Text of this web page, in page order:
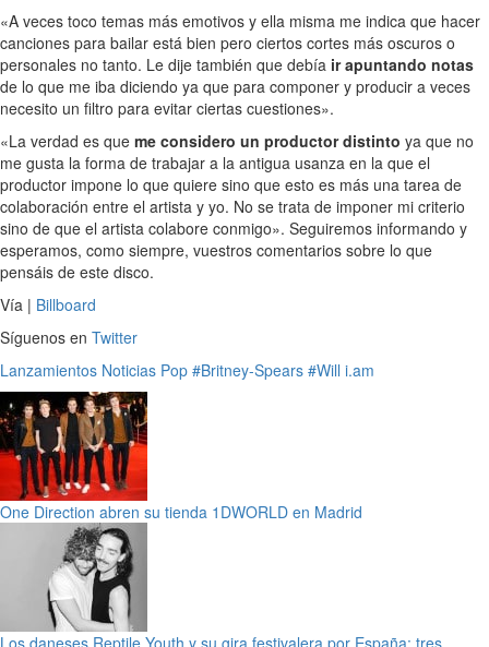
«A veces toco temas más emotivos y ella misma me indica que hacer
canciones para bailar está bien pero ciertos cortes más oscuros o
personales no tanto. Le dije también que debía ir apuntando notas
de lo que me iba diciendo ya que para componer y producir a veces
necesito un filtro para evitar ciertas cuestiones».
«La verdad es que me considero un productor distinto ya que no
me gusta la forma de trabajar a la antigua usanza en la que el
productor impone lo que quiere sino que esto es más una tarea de
colaboración entre el artista y yo. No se trata de imponer mi criterio
sino de que el artista colabore conmigo». Seguiremos informando y
esperamos, como siempre, vuestros comentarios sobre lo que
pensáis de este disco.
Vía | Billboard
Síguenos en Twitter
Lanzamientos Noticias Pop #Britney-Spears #Will i.am
One Direction abren su tienda 1DWORLD en Madrid
Los daneses Reptile Youth y su gira festivalera por España: tres